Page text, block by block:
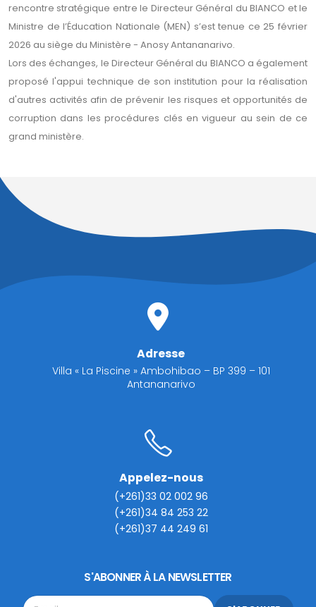
rencontre stratégique entre le Directeur Général du BIANCO et le
Ministre de l’Éducation Nationale (MEN) s’est tenue ce 25 février
2026 au siège du Ministère - Anosy Antananarivo.
Lors des échanges, le Directeur Général du BIANCO a également
proposé l'appui technique de son institution pour la réalisation
d'autres activités afin de prévenir les risques et opportunités de
corruption dans les procédures clés en vigueur au sein de ce
grand ministère.
Adresse
Villa « La Piscine » Ambohibao – BP 399 – 101
Antananarivo
Appelez-nous
(+261)33 02 002 96
(+261)34 84 253 22
(+261)37 44 249 61
S'ABONNER À LA NEWSLETTER